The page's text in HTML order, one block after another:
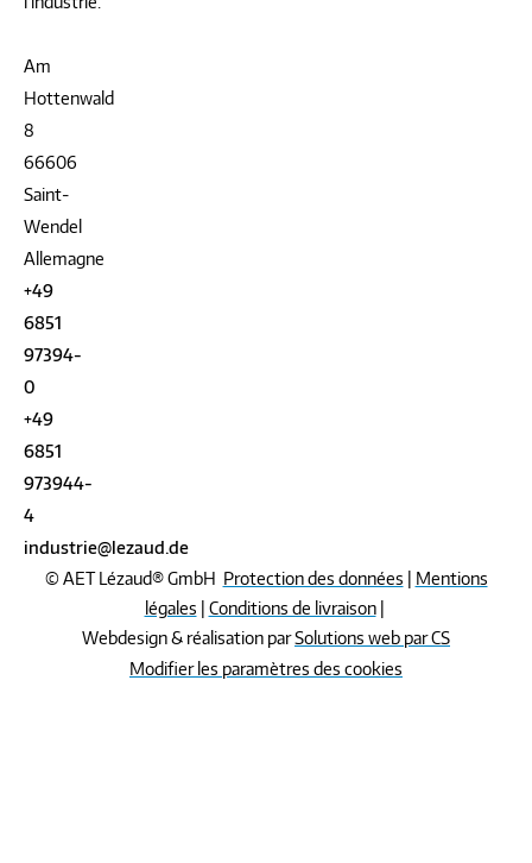
Am
Hottenwald
8
66606
Saint-
Wendel
Allemagne
+49
6851
97394-
0
+49
6851
973944-
4
industrie@lezaud.de
© AET Lézaud® GmbH Protection des données
Mentions
légales
Conditions de livraison|
Webdesign & réalisation parSolutions web par CS
Modifier les paramètres des cookies